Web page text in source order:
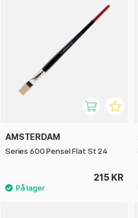
AMSTERDAM
Series 600 Pensel Flat St 24
215 KR